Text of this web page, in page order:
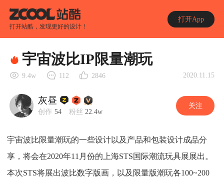
打开站酷，发现更好的设计！
打开App
宇宙波比IP限量潮玩
9.4w 112 2846 2020.11.15
灰昼
创作 54 粉丝 22.4w
关注
宇宙波比限量潮玩的一些设计以及产品和包装设计成品分
享，将会在2020年11月份的上海STS国际潮流玩具展展出。
本次STS将展出波比数字版画，以及限量版潮玩各100~200